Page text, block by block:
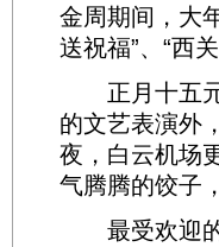
金周期间，大
送祝福”、“西
正月十五元
的文艺表演外
夜，白云机场
气腾腾的饺子
最受欢迎的